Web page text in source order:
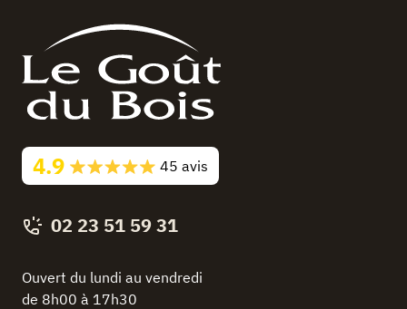
4.9 45 avis
02 23 51 59 31
Ouvert du lundi au vendredi
de 8h00 à 17h30